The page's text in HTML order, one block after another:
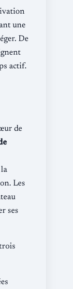
une
De
actif.
de
Les
ses